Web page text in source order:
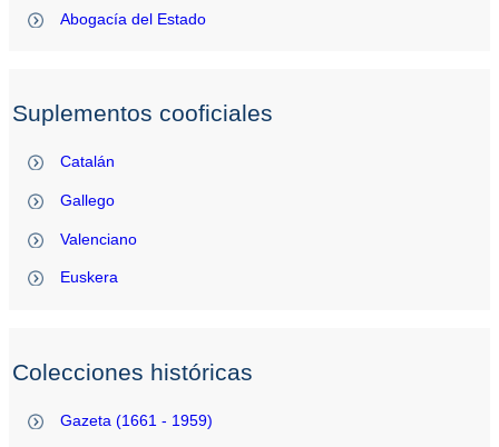
Abogacía del Estado
Suplementos cooficiales
Catalán
Gallego
Valenciano
Euskera
Colecciones históricas
Gazeta (1661 - 1959)